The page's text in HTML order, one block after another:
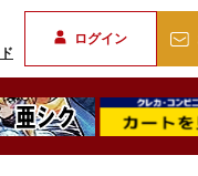
ログイン
販